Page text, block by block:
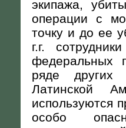
экипажа,
операции с
точку и до ее
г.г.
федеральных
ряде других
Латинской
используются
особо